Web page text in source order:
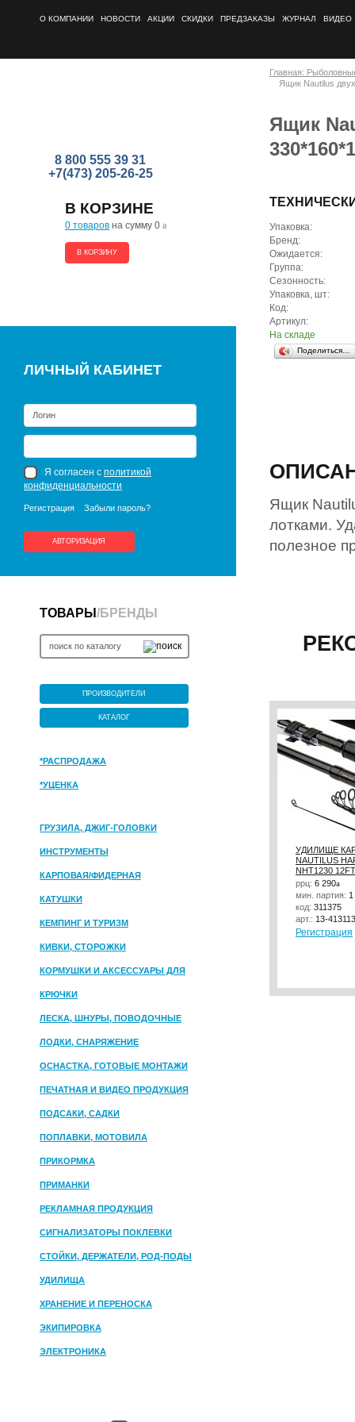
О КОМПАНИИ НОВОСТИ АКЦИИ СКИДКИ ПРЕДЗАКАЗЫ ЖУРНАЛ ВИДЕО
8 800 555 39 31
+7(473) 205-26-25
В КОРЗИНЕ
0 товаров на сумму 0 a
В КОРЗИНУ
ЛИЧНЫЙ КАБИНЕТ
Я согласен с политикой
конфиденциальности
Регистрация Забыли пароль?
АВТОРИЗАЦИЯ
ТОВАРЫ /БРЕНДЫ
ПРОИЗВОДИТЕЛИ
КАТАЛОГ
*РАСПРОДАЖА
*УЦЕНКА
ГРУЗИЛА, ДЖИГ-ГОЛОВКИ
ИНСТРУМЕНТЫ
КАРПОВАЯ/ФИДЕРНАЯ
КАТУШКИ
КЕМПИНГ И ТУРИЗМ
КИВКИ, СТОРОЖКИ
КОРМУШКИ И АКСЕССУАРЫ ДЛЯ
ПРИКОРМКИ
КРЮЧКИ
ЛЕСКА, ШНУРЫ, ПОВОДОЧНЫЕ
МАТЕРИАЛЫ
ЛОДКИ, СНАРЯЖЕНИЕ
ОСНАСТКА, ГОТОВЫЕ МОНТАЖИ
ПЕЧАТНАЯ И ВИДЕО ПРОДУКЦИЯ
ПОДСАКИ, САДКИ
ПОПЛАВКИ, МОТОВИЛА
ПРИКОРМКА
ПРИМАНКИ
РЕКЛАМНАЯ ПРОДУКЦИЯ
СИГНАЛИЗАТОРЫ ПОКЛЕВКИ
СТОЙКИ, ДЕРЖАТЕЛИ, РОД-ПОДЫ
УДИЛИЩА
ХРАНЕНИЕ И ПЕРЕНОСКА
ЭКИПИРОВКА
ЭЛЕКТРОНИКА
Главная:
Ящик Nautilus
Ящик
Упаковка:
Бренд:
Ожидается:
Группа:
Сезонность:
Упаковка, шт:
Код:
Артикул:
На складе
Поделиться…
Ящик
лотками.
полезное
УДИЛИЩЕ
NAUTILUS
NHT1230
ррц: 6 290a
мин. партия: 1
код: 311375
арт.: 13-
Регистрация